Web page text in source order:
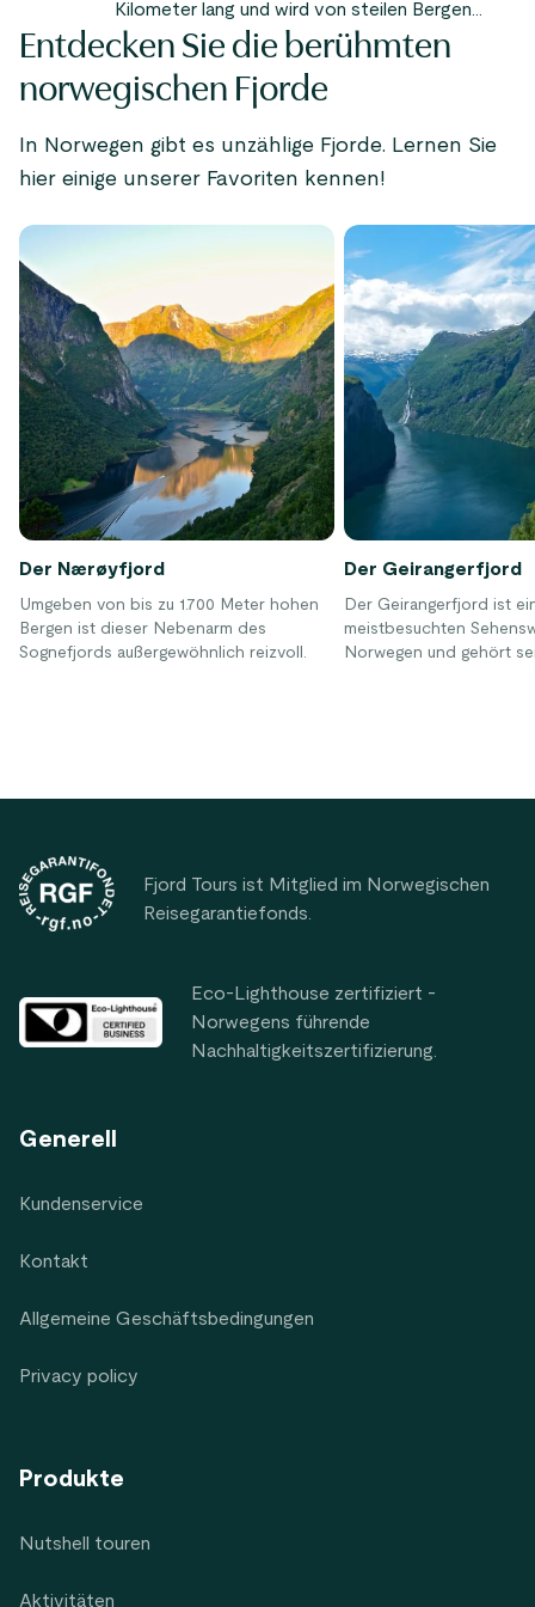
Kilometer lang und wird von steilen Bergen
gesäumt, von denen einige über 1.000 Meter
Entdecken Sie die berühmten
norwegischen Fjorde
In Norwegen gibt es unzählige Fjorde. Lernen Sie
hier einige unserer Favoriten kennen!
Der Nærøyfjord
Umgeben von bis zu 1.700 Meter hohen
Bergen ist dieser Nebenarm des
Sognefjords außergewöhnlich reizvoll.
Der Geirangerfjord
Der Geirangerfjord ist
meistbesuchten
Norwegen und gehört
Fjord Tours ist Mitglied im Norwegischen
Reisegarantiefonds.
Eco-Lighthouse zertifiziert -
Norwegens führende
Nachhaltigkeitszertifizierung.
Generell
Kundenservice
Kontakt
Allgemeine Geschäftsbedingungen
Privacy policy
Produkte
Nutshell touren
Aktivitäten